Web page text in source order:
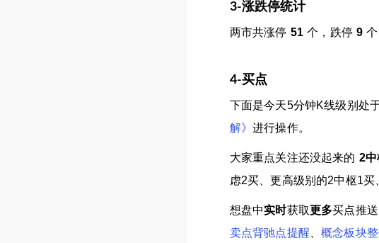
3-涨跌停统计
两市共涨停 51个，跌停9
4-买点
下面是今天5分钟K线级别处
解》进行操作。
大家重点关注还没起来的 2
虑2买、更高级别的2中枢1买
想盘中实时获取更多买点推
卖点背驰点提醒 、概念板块